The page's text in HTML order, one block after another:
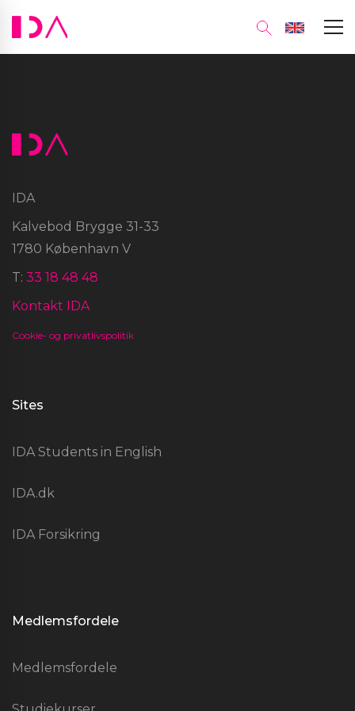
IDA
Kalvebod Brygge 31-33
1780 København V
T: 33 18 48 48
Kontakt IDA
Cookie- og privatlivspolitik
Sites
IDA Students in English
IDA.dk
IDA Forsikring
Medlemsfordele
Medlemsfordele